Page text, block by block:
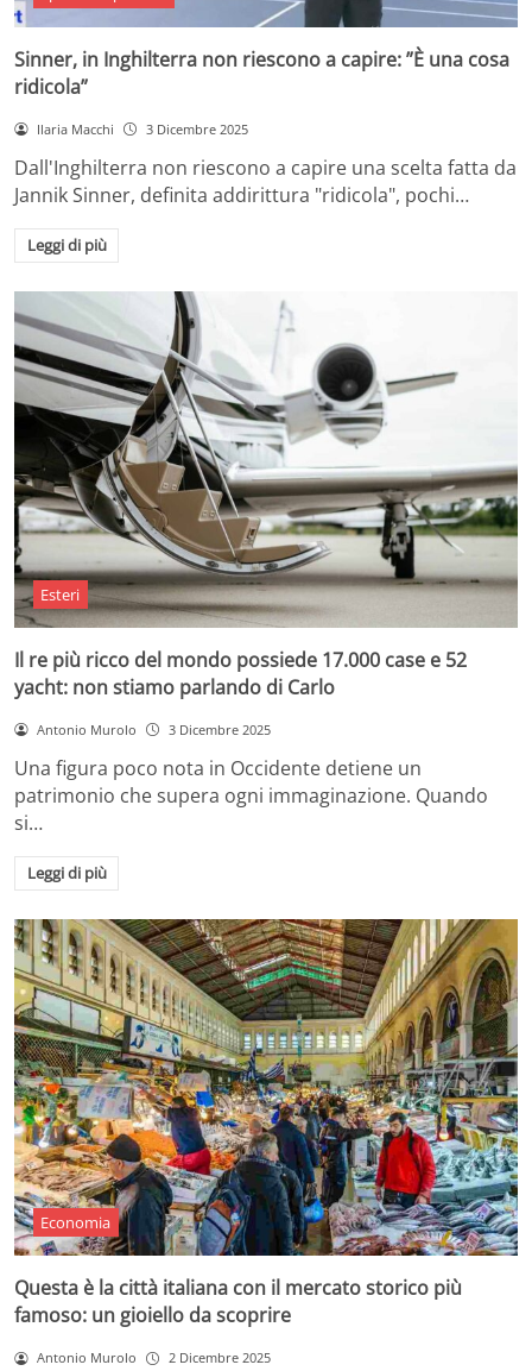
Sinner, in Inghilterra non riescono a capire: ”È una cosa
ridicola”
Ilaria Macchi 3 Dicembre 2025
Dall'Inghilterra non riescono a capire una scelta fatta da
Jannik Sinner, definita addirittura "ridicola", pochi…
Leggi di più
Esteri
Il re più ricco del mondo possiede 17.000 case e 52
yacht: non stiamo parlando di Carlo
Antonio Murolo 3 Dicembre 2025
Una figura poco nota in Occidente detiene un
patrimonio che supera ogni immaginazione. Quando
si…
Leggi di più
Economia
Questa è la città italiana con il mercato storico più
famoso: un gioiello da scoprire
Antonio Murolo 2 Dicembre 2025